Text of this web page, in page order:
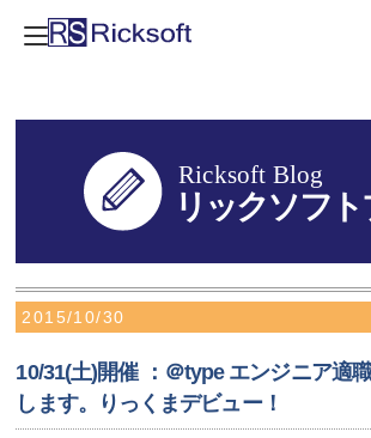
2015/10/30
10/31(土)開催 ：＠type エンジニア適
します。りっくまデビュー！